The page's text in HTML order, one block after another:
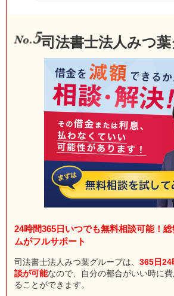
司法書士法人みつ
24時間365日いつでも無料相談可能！
ムがフルサポート
司法書士法人みつ葉グループは、 365日24
談が可能なので、自分の都合がいい時に
ることができます。